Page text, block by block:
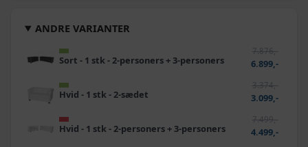
ANDRE VARIANTER
Sort - 1 stk - 2-personers + 3-personers
7.876,-
6.899,-
Hvid - 1 stk - 2-sædet
3.374,-
3.099,-
Hvid - 1 stk - 2-personers + 3-personers
7.499,-
4.499,-